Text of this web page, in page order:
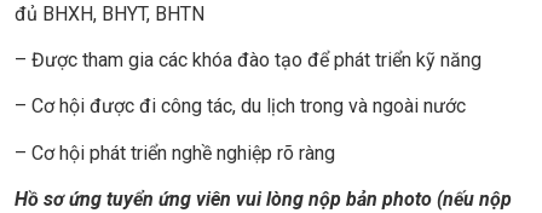
đủ BHXH, BHYT, BHTN
– Được tham gia các khóa đào tạo để phát triển kỹ năng
– Cơ hội được đi công tác, du lịch trong và ngoài nước
– Cơ hội phát triển nghề nghiệp rõ ràng
Hồ sơ ứng tuyển ứng viên vui lòng nộp bản photo (nếu nộp